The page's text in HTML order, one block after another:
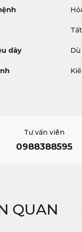
dây
Tư vấn viên
0988388595
QUAN